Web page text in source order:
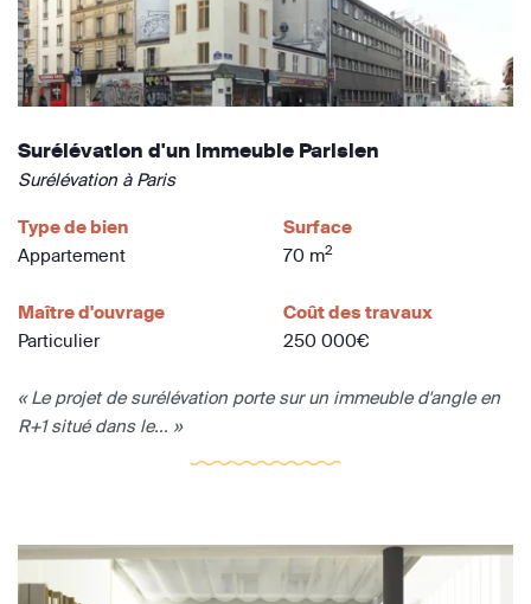
Surélévation d'un immeuble Parisien
Surélévation à Paris
Type de bien
Appartement
Surface
70 m2
Maître d'ouvrage
Particulier
Coût des travaux
250 000€
« Le projet de surélévation porte sur un immeuble d'angle en
R+1 situé dans le... »